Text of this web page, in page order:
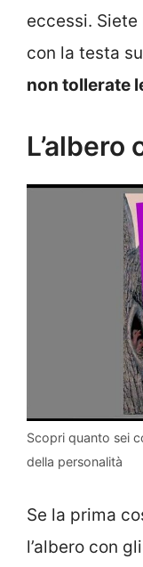
eccessi.
con la testa
non tollerate
Scopri quanto sei
della personalità
Se la prima
l’albero con